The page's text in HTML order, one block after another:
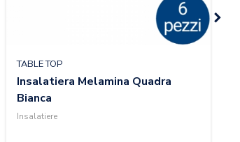
TABLE TOP
Insalatiera Melamina Quadra
Bianca
Insalatiere